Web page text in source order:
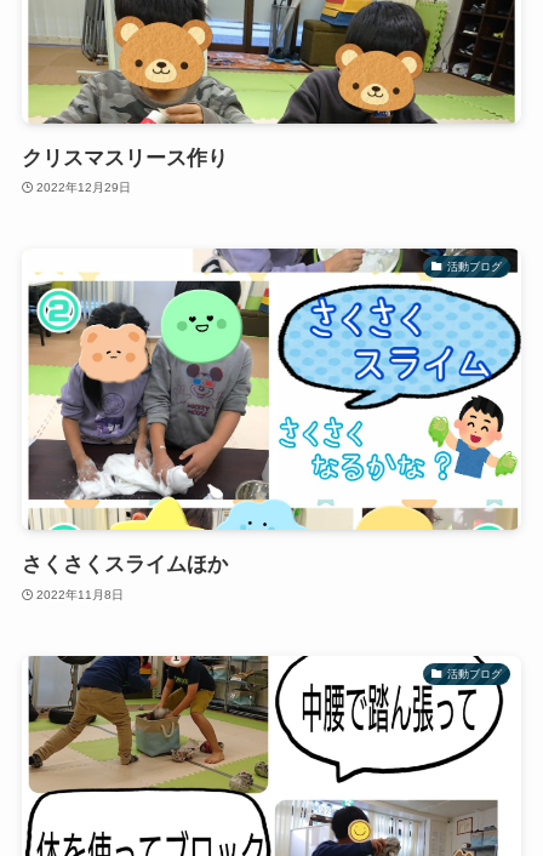
クリスマスリース作り
2022年12月29日
活動ブログ
さくさくスライムほか
2022年11月8日
活動ブログ